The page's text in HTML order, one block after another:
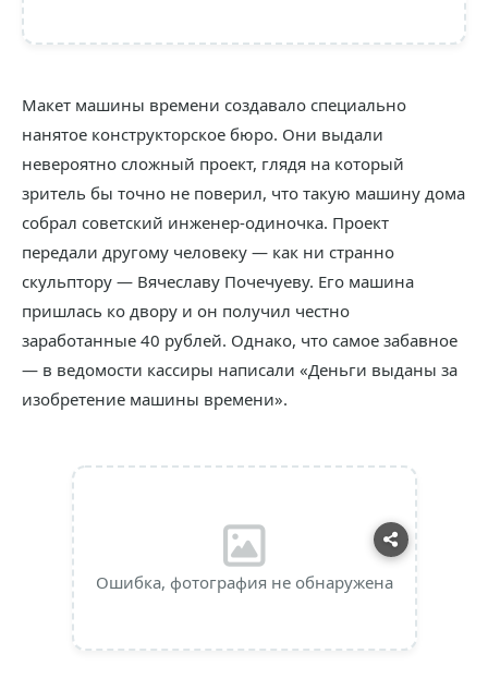
Макет машины времени создавало специально
нанятое конструкторское бюро. Они выдали
невероятно сложный проект, глядя на который
зритель бы точно не поверил, что такую машину дома
собрал советский инженер-одиночка. Проект
передали другому человеку — как ни странно
скульптору — Вячеславу Почечуеву. Его машина
пришлась ко двору и он получил честно
заработанные 40 рублей. Однако, что самое забавное
— в ведомости кассиры написали «Деньги выданы за
изобретение машины времени».
Ошибка, фотография не обнаружена